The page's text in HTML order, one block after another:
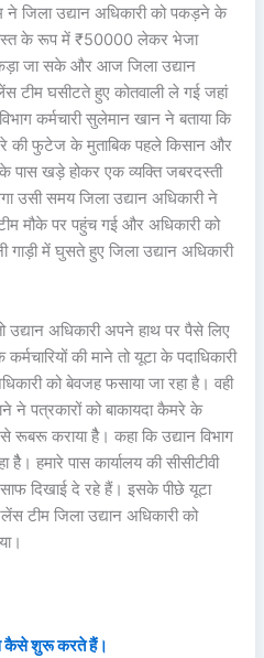
जिला उद्यान अधिकारी को पकड़ने के
के रूप में ₹50000 लेकर भेजा
जा सके और आज जिला उद्यान
टीम घसीटते हुए कोतवाली ले गई जहां
कर्मचारी सुलेमान खान ने बताया कि
की फुटेज के मुताबिक पहले किसान और
पास खड़े होकर एक व्यक्ति जबरदस्ती
उसी समय जिला उद्यान अधिकारी ने
मौके पर पहुंच गई और अधिकारी को
में घुसते हुए जिला उद्यान अधिकारी
उद्यान अधिकारी अपने हाथ पर पैसे लिए
की माने तो यूटा के पदाधिकारी
को बेवजह फसाया जा रहा है। वही
ने पत्रकारों को बाकायदा कैमरे के
रूबरू कराया हैै। कहा कि उद्यान विभाग
हमारे पास कार्यालय की सीसीटीवी
दिखाई दे रहे हैं। इसके पीछे यूटा
टीम जिला उद्यान अधिकारी को
कैसे शुरू करते हैं।